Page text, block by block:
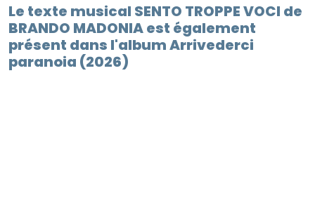
Le texte musical SENTO TROPPE VOCI de
BRANDO MADONIA est également
présent dans l'album Arrivederci
paranoia (2026)